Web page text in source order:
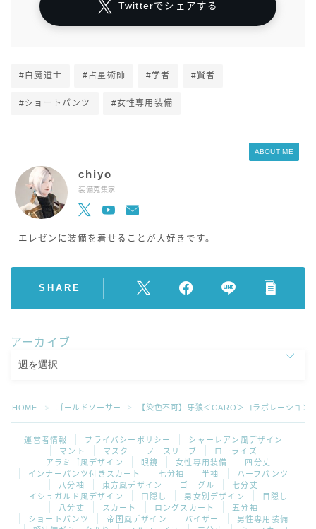
Twitterでシェアする
#白魔道士 #占星術師 #学者 #賢者
#ショートパンツ #女性専用装備
ABOUT ME
chiyo
装備蒐集家
エレゼンに装備を着せることが大好きです。
SHARE
アーカイブ
HOME ＞ ゴールドソーサー ＞ 【染色不可】牙狼＜GARO＞コラボレーション
運営者情報 プライバシーポリシー
シャーレアン風デザイン
マント
マスク ノースリーブ
ローライズ
アラミゴ風デザイン
眼鏡 女性専用装備
四分丈
インナーパンツ付きスカート
七分袖 半袖
ハーフパンツ
八分袖
東方風デザイン ゴーグル
七分丈
イシュガルド風デザイン
口隠し 男女別デザイン
目隠し
八分丈
スカート ロングスカート
五分袖
ショートパンツ
帝国風デザイン バイザー
男性専用装備